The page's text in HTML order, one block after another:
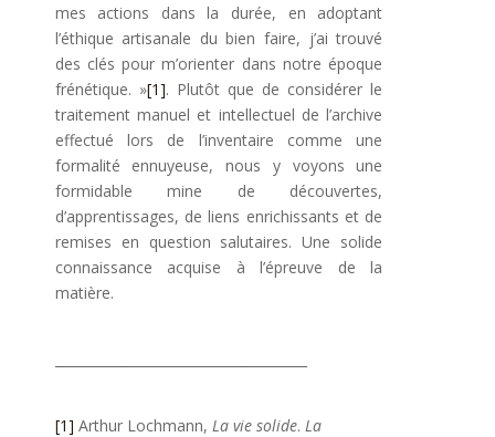
mes actions dans la durée, en adoptant
l’éthique artisanale du bien faire, j’ai trouvé
des clés pour m’orienter dans notre époque
frénétique. »[1]. Plutôt que de considérer le
traitement manuel et intellectuel de l’archive
effectué lors de l’inventaire comme une
formalité ennuyeuse, nous y voyons une
formidable mine de découvertes,
d’apprentissages, de liens enrichissants et de
remises en question salutaires. Une solide
connaissance acquise à l’épreuve de la
matière.
[1] Arthur Lochmann, La vie solide. La